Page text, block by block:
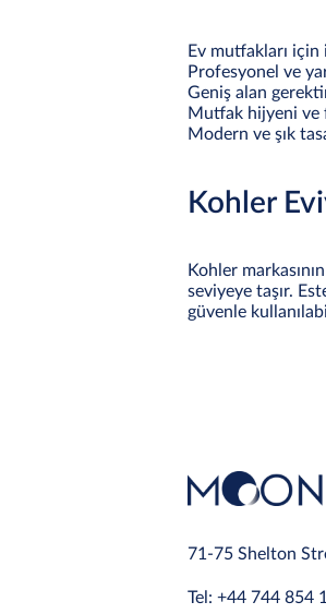
Ev mutfakları
Profesyonel ve
Geniş alan
Mutfak hijyeni ve
Modern ve şık
Kohler
Kohler
seviyeye taşır.
güvenle
71-75 Shelton
Tel: +44 744 854